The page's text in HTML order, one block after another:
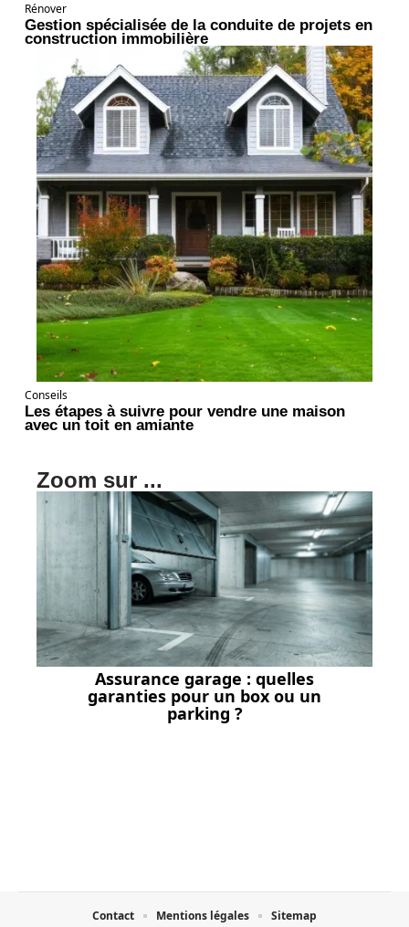
Rénover
Gestion spécialisée de la conduite de projets en
construction immobilière
Conseils
Les étapes à suivre pour vendre une maison
avec un toit en amiante
Zoom sur ...
Assurance garage : quelles
garanties pour un box ou un
parking ?
Contact Mentions légales Sitemap